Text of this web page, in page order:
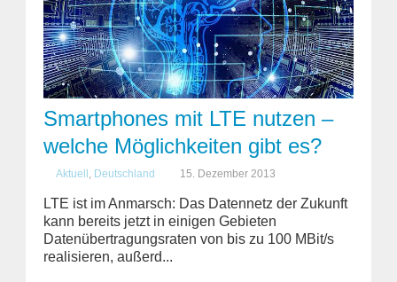
Smartphones mit LTE nutzen –
welche Möglichkeiten gibt es?
Aktuell , Deutschland 15. Dezember 2013
LTE ist im Anmarsch: Das Datennetz der Zukunft
kann bereits jetzt in einigen Gebieten
Datenübertragungsraten von bis zu 100 MBit/s
realisieren, außerd...